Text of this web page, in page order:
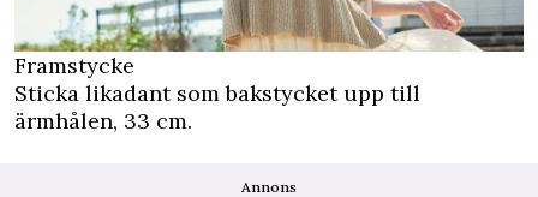
Framstycke
Sticka likadant som bakstycket upp till
ärmhålen, 33 cm.
Annons